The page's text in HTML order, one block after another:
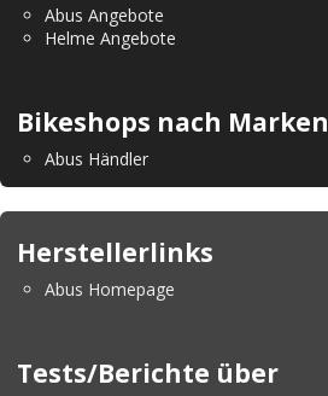
Abus Angebote
Helme Angebote
Bikeshops nach Marken
Abus Händler
Herstellerlinks
Abus Homepage
Tests/Berichte über